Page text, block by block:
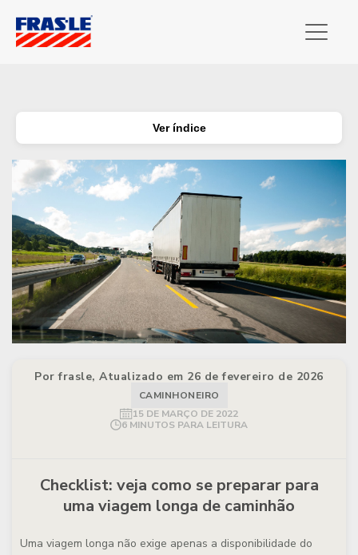
Ver índice
Por frasle, Atualizado em 26 de fevereiro de 2026
CAMINHONEIRO
15 DE MARÇO DE 2022
6 MINUTOS PARA LEITURA
Checklist: veja como se preparar para
uma viagem longa de caminhão
Uma viagem longa não exige apenas a disponibilidade do